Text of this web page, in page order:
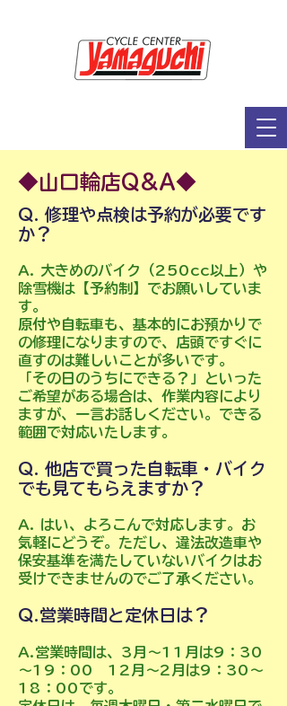
◆山口輪店Q&A◆
Q. 修理や点検は予約が必要です
か？
A. 大きめのバイク（250cc以上）や
除雪機は【予約制】でお願いしていま
す。
原付や自転車も、基本的にお預かりで
の修理になりますので、店頭ですぐに
直すのは難しいことが多いです。
「その日のうちにできる？」といった
ご希望がある場合は、作業内容により
ますが、一言お話しください。できる
範囲で対応いたします。
Q. 他店で買った自転車・バイク
でも見てもらえますか？
A. はい、よろこんで対応します。お
気軽にどうぞ。ただし、違法改造車や
保安基準を満たしていないバイクはお
受けできませんのでご了承ください。
Q.営業時間と定休日は？
A.営業時間は、3月～11月は9：30
～19：00 12月～2月は9：30～
18：00です。